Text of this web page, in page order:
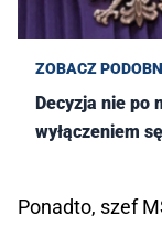
ZOBACZ
Decyzja nie po
wyłączeniem
Ponadto, szef